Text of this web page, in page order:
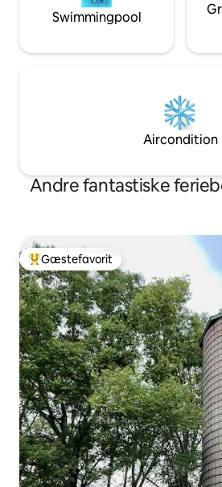
Swimmingpool
Aircondition
Andre fantastiske
Bedste gæstefavorit
Gæstefavorit